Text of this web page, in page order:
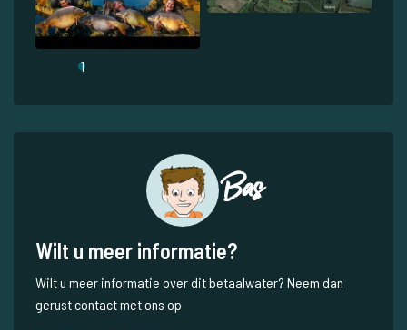
1
Bas
Wilt u meer informatie?
Wilt u meer informatie over dit betaalwater? Neem dan
gerust contact met ons op